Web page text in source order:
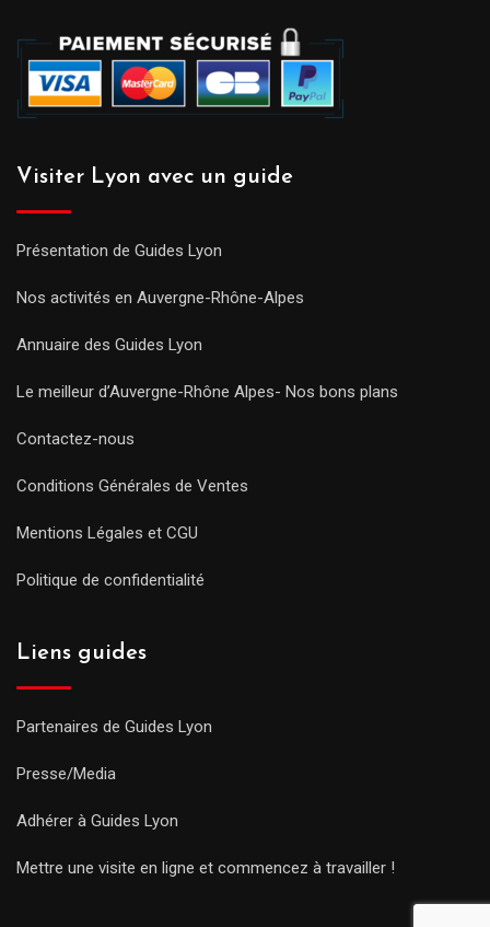
Visiter Lyon avec un guide
Présentation de Guides Lyon
Nos activités en Auvergne-Rhône-Alpes
Annuaire des Guides Lyon
Le meilleur d’Auvergne-Rhône Alpes- Nos bons plans
Contactez-nous
Conditions Générales de Ventes
Mentions Légales et CGU
Politique de confidentialité
Liens guides
Partenaires de Guides Lyon
Presse/Media
Adhérer à Guides Lyon
Mettre une visite en ligne et commencez à travailler !